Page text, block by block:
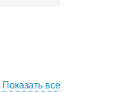
Показать все